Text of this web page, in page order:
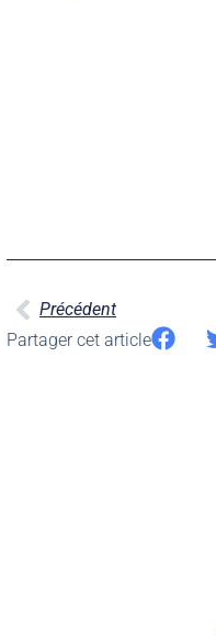
Précédent
Partager cet article